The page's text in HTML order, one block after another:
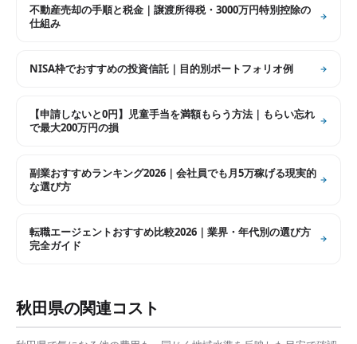
不動産売却の手順と税金｜譲渡所得税・3000万円特別控除の
仕組み
NISA枠でおすすめの投資信託｜目的別ポートフォリオ例
【申請しないと0円】児童手当を満額もらう方法｜もらい忘れ
で最大200万円の損
副業おすすめランキング2026｜会社員でも月5万稼げる現実的
な選び方
転職エージェントおすすめ比較2026｜業界・年代別の選び方
完全ガイド
秋田県の関連コスト